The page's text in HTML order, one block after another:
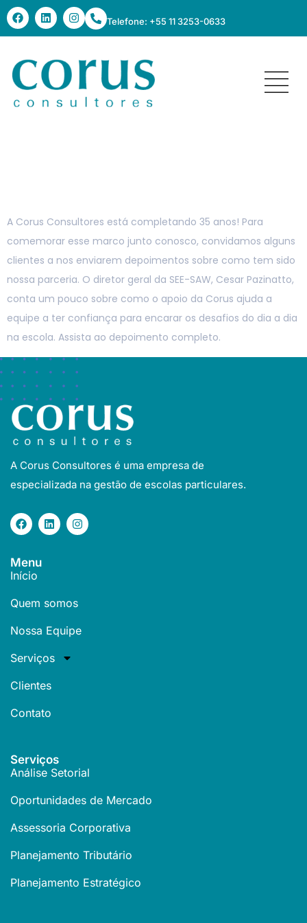
Telefone: +55 11 3253-0633
A Corus Consultores está completando 35 anos! Para
comemorar esse marco junto conosco, convidamos alguns
clientes a nos enviarem depoimentos sobre como tem sido
nossa parceria. O diretor geral da SEE-SAW, Cesar Pazinatto,
conta um pouco sobre como o apoio da Corus ajuda a
equipe a ter confiança para encarar os desafios do dia a dia
na escola. Assista ao depoimento completo.
A Corus Consultores é uma empresa de
especializada na gestão de escolas particulares.
Menu
Início
Quem somos
Nossa Equipe
Serviços
Clientes
Contato
Serviços
Análise Setorial
Oportunidades de Mercado
Assessoria Corporativa
Planejamento Tributário
Planejamento Estratégico